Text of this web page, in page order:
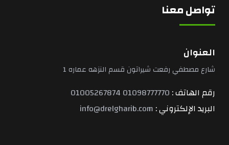
تواصل معنا
العنوان
شارع مصطفي رفعت شيراتون قسم النزهه عماره 1
رقم الهاتف : 01098777770
01005267874
البريد الإلكتروني : info@drelgharib.com